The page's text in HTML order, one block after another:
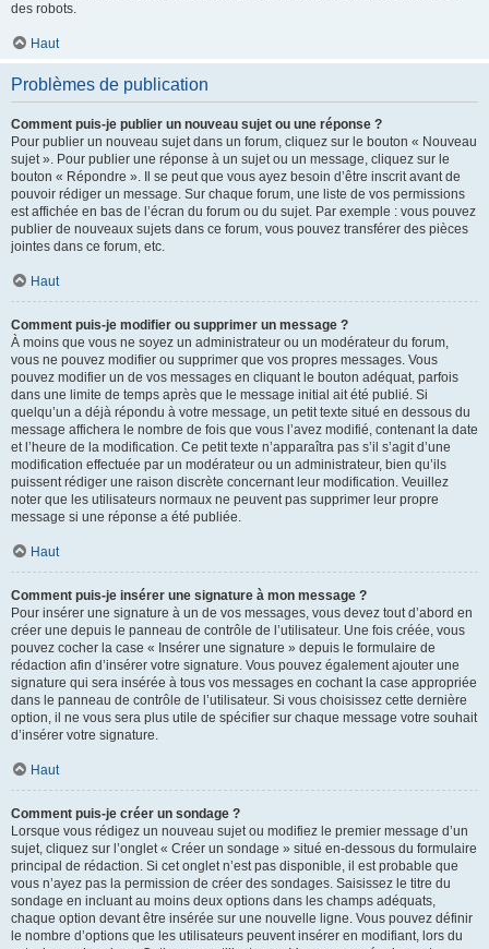
des robots.
Haut
Problèmes de publication
Comment puis-je publier un nouveau sujet ou une réponse ?
Pour publier un nouveau sujet dans un forum, cliquez sur le bouton « Nouveau
sujet ». Pour publier une réponse à un sujet ou un message, cliquez sur le
bouton « Répondre ». Il se peut que vous ayez besoin d’être inscrit avant de
pouvoir rédiger un message. Sur chaque forum, une liste de vos permissions
est affichée en bas de l’écran du forum ou du sujet. Par exemple : vous pouvez
publier de nouveaux sujets dans ce forum, vous pouvez transférer des pièces
jointes dans ce forum, etc.
Haut
Comment puis-je modifier ou supprimer un message ?
À moins que vous ne soyez un administrateur ou un modérateur du forum,
vous ne pouvez modifier ou supprimer que vos propres messages. Vous
pouvez modifier un de vos messages en cliquant le bouton adéquat, parfois
dans une limite de temps après que le message initial ait été publié. Si
quelqu’un a déjà répondu à votre message, un petit texte situé en dessous du
message affichera le nombre de fois que vous l’avez modifié, contenant la date
et l’heure de la modification. Ce petit texte n’apparaîtra pas s’il s’agit d’une
modification effectuée par un modérateur ou un administrateur, bien qu’ils
puissent rédiger une raison discrète concernant leur modification. Veuillez
noter que les utilisateurs normaux ne peuvent pas supprimer leur propre
message si une réponse a été publiée.
Haut
Comment puis-je insérer une signature à mon message ?
Pour insérer une signature à un de vos messages, vous devez tout d’abord en
créer une depuis le panneau de contrôle de l’utilisateur. Une fois créée, vous
pouvez cocher la case « Insérer une signature » depuis le formulaire de
rédaction afin d’insérer votre signature. Vous pouvez également ajouter une
signature qui sera insérée à tous vos messages en cochant la case appropriée
dans le panneau de contrôle de l’utilisateur. Si vous choisissez cette dernière
option, il ne vous sera plus utile de spécifier sur chaque message votre souhait
d’insérer votre signature.
Haut
Comment puis-je créer un sondage ?
Lorsque vous rédigez un nouveau sujet ou modifiez le premier message d’un
sujet, cliquez sur l’onglet « Créer un sondage » situé en-dessous du formulaire
principal de rédaction. Si cet onglet n’est pas disponible, il est probable que
vous n’ayez pas la permission de créer des sondages. Saisissez le titre du
sondage en incluant au moins deux options dans les champs adéquats,
chaque option devant être insérée sur une nouvelle ligne. Vous pouvez définir
le nombre d’options que les utilisateurs peuvent insérer en modifiant, lors du